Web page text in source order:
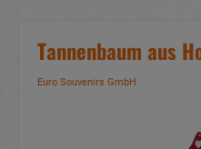
Tannenbaum aus
Euro Souvenirs GmbH